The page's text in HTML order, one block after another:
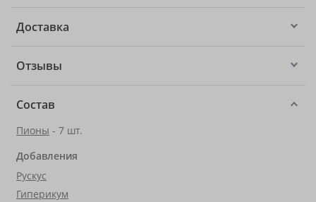
Доставка
Отзывы
Состав
Пионы - 7 шт.
Добавления
Рускус
Гиперикум